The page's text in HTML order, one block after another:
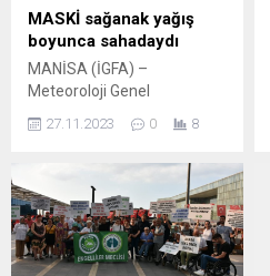
yönlendirme hizmeti
sunduklarını açıkladı.
ANKARA (İGFA) – Bakan
Göktaş, 2017 yılından bu
yana yürütülen Aile ve
Sosyal Destek Programı ile...
MASKİ sağanak yağış
boyunca sahadaydı
MANİSA (İGFA) –
Meteoroloji Genel
yapılan sağanak yağış ve
Belediyesi ve Manisa Su ve
Kanalizasyon İdaresi
(MASKİ) Genel Müdürlüğü
ekipleri gece boyunca
27.11.2023 0 8